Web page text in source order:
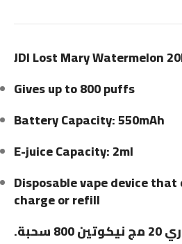
JDI Lost Mary Watermelon
Gives up to 800 puffs
Battery Capacity: 550mAh
E-juice Capacity: 2ml
Disposable vape device
charge or refill